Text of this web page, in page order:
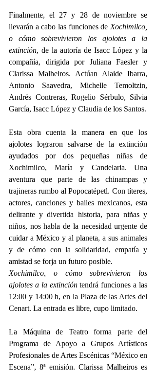
Finalmente, el 27 y 28 de noviembre se
llevarán a cabo las funciones de Xochimilco,
o cómo sobrevivieron los ajolotes a la
extinción, de la autoría de Isacc López y la
compañía, dirigida por Juliana Faesler y
Clarissa Malheiros. Actúan Alaide Ibarra,
Antonio Saavedra, Michelle Temoltzin,
Andrés Contreras, Rogelio Sérbulo, Silvia
Esta obra cuenta la manera en que los
ajolotes lograron salvarse de la extinción
ayudados por dos pequeñas niñas de
Xochimilco, María y Candelaria. Una
aventura que parte de las chinampas y
trajineras rumbo al Popocatépetl. Con títeres,
actores, canciones y bailes mexicanos, esta
delirante y divertida historia, para niñas y
niños, nos habla de la necesidad urgente de
cuidar a México y al planeta, a sus animales
y de cómo con la solidaridad, empatía y
amistad se forja un futuro posible.
Xochimilco, o cómo sobrevivieron los
ajolotes a la extinción tendrá funciones a las
12:00 y 14:00 h, en la Plaza de las Artes del
Cenart. La entrada es libre, cupo limitado.
La Máquina de Teatro forma parte del
Programa de Apoyo a Grupos Artísticos
Profesionales de Artes Escénicas “México en
Escena”, 8ª emisión. Clarissa Malheiros es